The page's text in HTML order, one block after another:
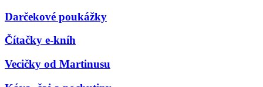
Darčekové poukážky
Čítačky e-kníh
Vecičky od Martinusu